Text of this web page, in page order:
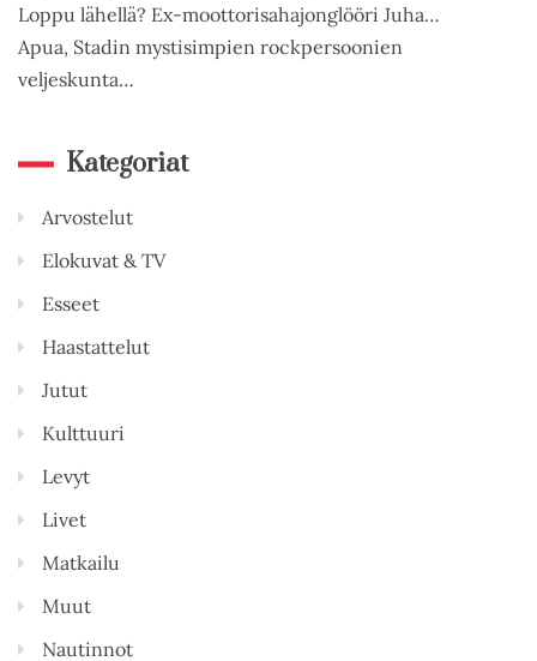
Loppu lähellä? Ex-moottorisahajonglööri Juha…
Apua, Stadin mystisimpien rockpersoonien
veljeskunta…
Kategoriat
Arvostelut
Elokuvat & TV
Esseet
Haastattelut
Jutut
Kulttuuri
Levyt
Livet
Matkailu
Muut
Nautinnot